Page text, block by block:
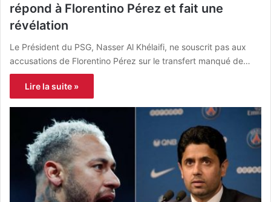
répond à Florentino Pérez et fait une
révélation
Le Président du PSG, Nasser Al Khélaifi, ne souscrit pas aux
accusations de Florentino Pérez sur le transfert manqué de…
Lire la suite »